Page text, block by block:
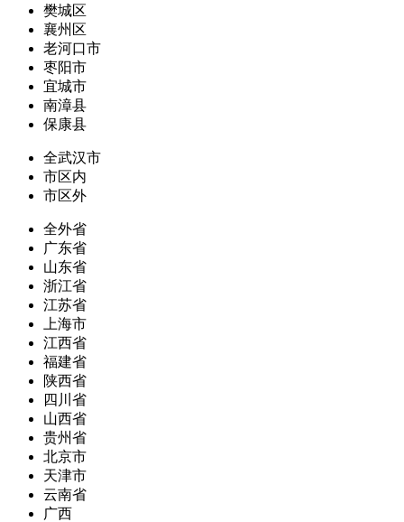
樊城区
襄州区
老河口市
枣阳市
宜城市
南漳县
保康县
全武汉市
市区内
市区外
全外省
广东省
山东省
浙江省
江苏省
上海市
江西省
福建省
陕西省
四川省
山西省
贵州省
北京市
天津市
云南省
广西